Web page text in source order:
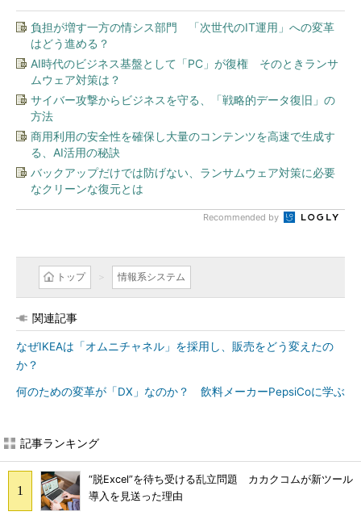
負担が増す一方の情シス部門 「次世代のIT運用」への変革
はどう進める？
AI時代のビジネス基盤として「PC」が復権 そのときランサ
ムウェア対策は？
サイバー攻撃からビジネスを守る、「戦略的データ復旧」の
方法
商用利用の安全性を確保し大量のコンテンツを高速で生成す
る、AI活用の秘訣
バックアップだけでは防げない、ランサムウェア対策に必要
なクリーンな復元とは
Recommended by
トップ 情報系システム
関連記事
なぜIKEAは「オムニチャネル」を採用し、販売をどう変えたの
か？
何のための変革が「DX」なのか？ 飲料メーカーPepsiCoに学ぶ
記事ランキング
“脱Excel”を待ち受ける乱立問題 カカクコムが新ツール
導入を見送った理由